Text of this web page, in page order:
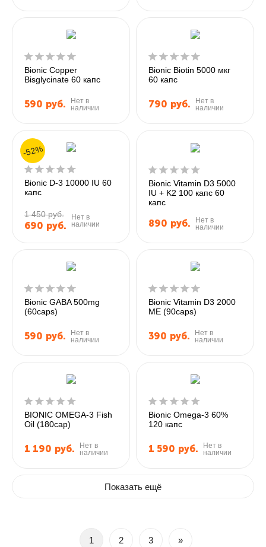
Bionic Copper
Bisglycinate 60 капс
590 руб.
Нет в
наличии
Bionic Biotin 5000 мкг
60 капс
790 руб.
Нет в
наличии
Bionic D-3 10000 IU 60
капс
1 450 руб.
690 руб.
Нет в
наличии
-52%
Bionic Vitamin D3 5000
IU + K2 100 капс 60
капс
890 руб.
Нет в
наличии
Bionic GABA 500mg
(60caps)
590 руб.
Нет в
наличии
Bionic Vitamin D3 2000
ME (90caps)
390 руб.
Нет в
наличии
BIONIC OMEGA-3 Fish
Oil (180cap)
1 190 руб.
Нет в
наличии
Bionic Omega-3 60%
120 капс
1 590 руб.
Нет в
наличии
Показать ещё
1 2 3 »